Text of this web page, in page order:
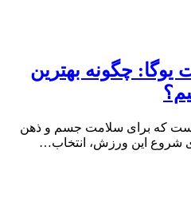
یوگا: چگونه بهترین
که برای سلامت جسم و ذهن
شروع این ورزش، انتخاب…